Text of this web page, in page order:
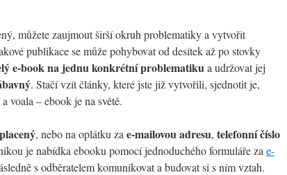
můžete zaujmout širší okruh problematiky a vytvořit
publikace se může pohybovat od desítek až po stovky
e-book na jednu konkrétní problematikua udržovat jej
. Stačí vzít články, které jste již vytvořili, sjednotit je,
voala – ebook je na světě.
placený, nebo na oplátku za e-mailovou adresu, telefonní číslo
je nabídka ebooku pomocí jednoduchého formuláře za e-
s odběratelem komunikovat a budovat si s ním vztah.